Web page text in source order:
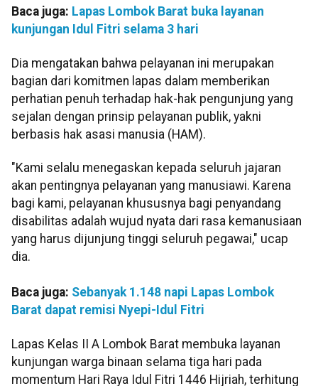
Baca juga: Lapas Lombok Barat buka layanan
kunjungan Idul Fitri selama 3 hari
Dia mengatakan bahwa pelayanan ini merupakan
bagian dari komitmen lapas dalam memberikan
perhatian penuh terhadap hak-hak pengunjung yang
sejalan dengan prinsip pelayanan publik, yakni
berbasis hak asasi manusia (HAM).
"Kami selalu menegaskan kepada seluruh jajaran
akan pentingnya pelayanan yang manusiawi. Karena
bagi kami, pelayanan khususnya bagi penyandang
disabilitas adalah wujud nyata dari rasa kemanusiaan
yang harus dijunjung tinggi seluruh pegawai," ucap
dia.
Baca juga: Sebanyak 1.148 napi Lapas Lombok
Barat dapat remisi Nyepi-Idul Fitri
Lapas Kelas II A Lombok Barat membuka layanan
kunjungan warga binaan selama tiga hari pada
momentum Hari Raya Idul Fitri 1446 Hijriah, terhitung